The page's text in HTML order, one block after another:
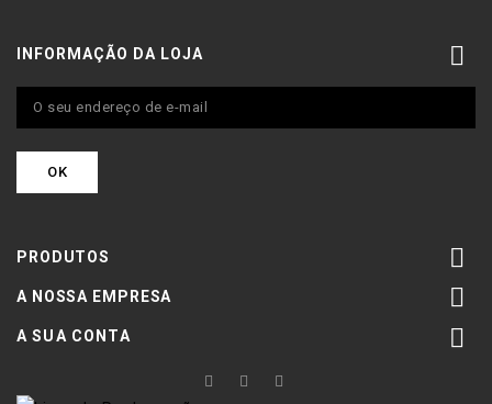
INFORMAÇÃO DA LOJA 
PRODUTOS 
A NOSSA EMPRESA 
A SUA CONTA 